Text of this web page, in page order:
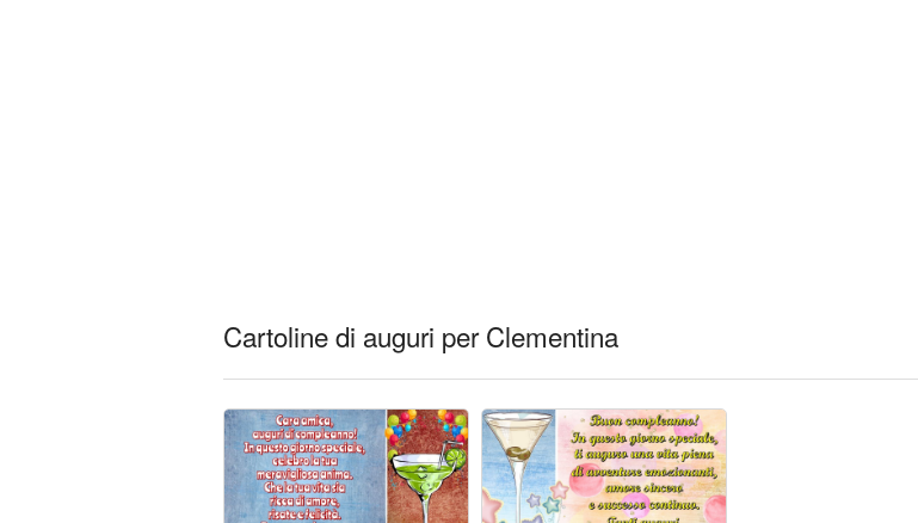
Cartoline di auguri per Clementina